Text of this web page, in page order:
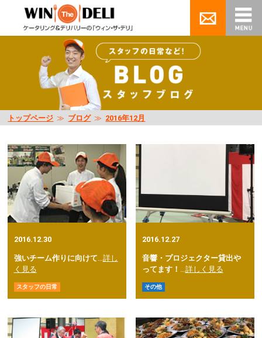
トップページ ≫ ブログ≫ 2016年12月
2016.12.30
強いチーム作りに向けて
詳し
く見る
スタッフの日常
2016.12.27
音響・プロジェクター貸出や
ってます！
詳しく見る
その他